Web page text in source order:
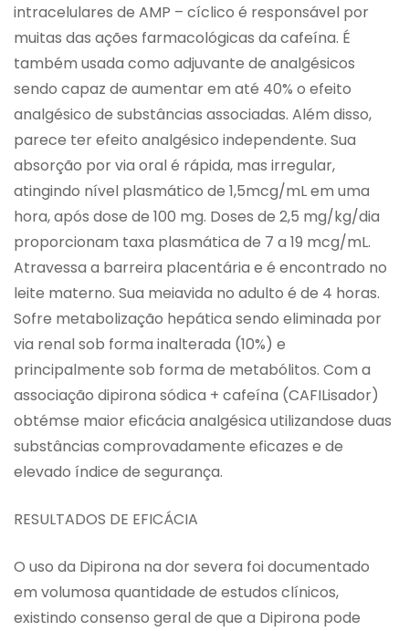
intracelulares de AMP – cíclico é responsável por
muitas das ações farmacológicas da cafeína. É
também usada como adjuvante de analgésicos
sendo capaz de aumentar em até 40% o efeito
analgésico de substâncias associadas. Além disso,
parece ter efeito analgésico independente. Sua
absorção por via oral é rápida, mas irregular,
atingindo nível plasmático de 1,5mcg/mL em uma
hora, após dose de 100 mg. Doses de 2,5 mg/kg/dia
proporcionam taxa plasmática de 7 a 19 mcg/mL.
Atravessa a barreira placentária e é encontrado no
leite materno. Sua meiavida no adulto é de 4 horas.
Sofre metabolização hepática sendo eliminada por
via renal sob forma inalterada (10%) e
principalmente sob forma de metabólitos. Com a
associação dipirona sódica + cafeína (CAFILisador)
obtémse maior eficácia analgésica utilizandose duas
substâncias comprovadamente eficazes e de
elevado índice de segurança.
RESULTADOS DE EFICÁCIA
O uso da Dipirona na dor severa foi documentado
em volumosa quantidade de estudos clínicos,
existindo consenso geral de que a Dipirona pode